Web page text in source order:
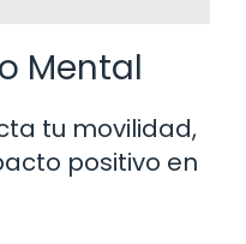
Mental
tu movilidad,
positivo en